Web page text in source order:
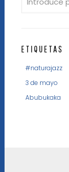
ETIQUETAS
#naturajazz
3 de mayo
Abubukaka